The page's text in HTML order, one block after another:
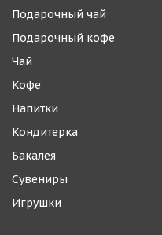
Подарочный чай
Подарочный кофе
Чай
Кофе
Напитки
Кондитерка
Бакалея
Сувениры
Игрушки